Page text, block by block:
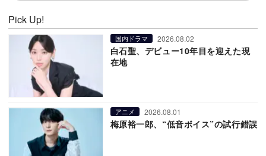
Pick Up!
国内ドラマ 2026.08.02
白石聖、デビュー10年目を迎えた現
在地
アニメ 2026.08.01
梅原裕一郎、“低音ボイス”の試行錯誤